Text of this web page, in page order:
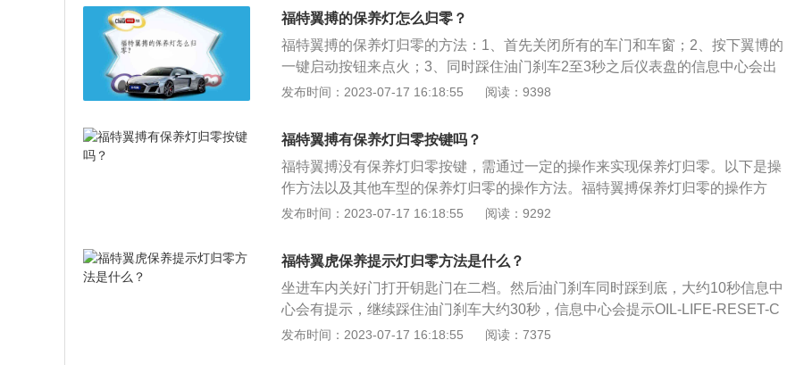
距为2690mm。外观方面，福特翼虎采用福特家族式的前脸设计，梯形的前格
栅、提升的腰线、上挑的后窗和富有活力的后掠式前照灯，充分地反映了其动感
设计的理念。
福特翼搏的保养灯怎么归零？
福特翼搏的保养灯归零的方法：1、首先关闭所有的车门和车窗；2、按下翼博的
一键启动按钮来点火；3、同时踩住油门刹车2至3秒之后仪表盘的信息中心会出
现提示，并且需要车主维持25秒；4、25秒过后就会出现completede这个字样，
下首款小型SUV，搭载了1.5L自然吸气与1.0T涡轮增压两款发动机，车型尺寸长
宽高分别为4345mm、1785mm、1659mm。
发布时间：2023-07-17 16:18:55 阅读：9398
福特翼搏有保养灯归零按键吗？
福特翼搏没有保养灯归零按键，需通过一定的操作来实现保养灯归零。以下是操
作方法以及其他车型的保养灯归零的操作方法。福特翼搏保养灯归零的操作方
法：关闭车门和车窗，按下一键启动按键，同时踩住油门刹车2-3秒后，仪表盘的
完成，这时候可以松开油门和刹车。其他车型保养灯归零的操作方法：其他拥有
归零按键的车型，通用的操作方法是先将钥匙扭到ON位置，按住复位按钮不要放
手，然后关闭电源，松开复位按钮，然后再按住复位按钮，再把钥匙扭到ON，等
仪表盘不闪烁时即可松手，再查看保养灯是否归零。可以重复几次这样的操作。
发布时间：2023-07-17 16:18:55 阅读：9292
福特翼虎保养提示灯归零方法是什么？
坐进车内关好门打开钥匙门在二档。然后油门刹车同时踩到底，大约10秒信息中
心会有提示，继续踩住油门刹车大约30秒，信息中心会提示OIL-LIFE-RESET-C
OMPLETE，即操作完成。扩展资料如下：1、车型介绍：福特翼虎传承了福特S
发布时间：2023-07-17 16:18:55 阅读：7375